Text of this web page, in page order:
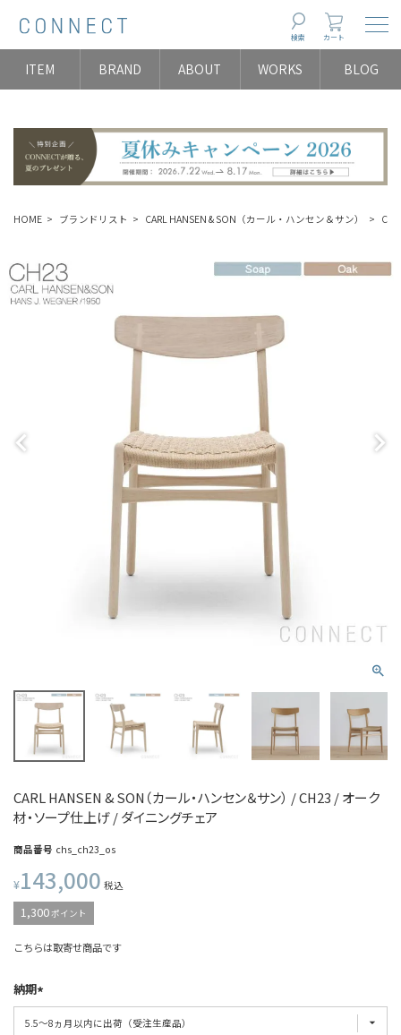
検索 カート
ITEM BRAND ABOUT WORKS BLOG
HOME ブランドリスト CARL HANSEN & SON（カール・ハンセン＆サン）
CARL HANSEN & SON（カール・ハンセン＆サン） / CH23 / オーク
材・ソープ仕上げ / ダイニングチェア
商品番号 chs_ch23_os
¥143,000 税込
1,300ポイント
こちらは取寄せ商品です
納期